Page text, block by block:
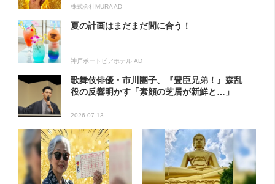
株式会社MURA AD
夏の計画はまだまだ間に合う！
神戸ポートピアホテル AD
歌舞伎俳優・市川團子、『豊臣兄弟！』森乱
役の反響明かす「素顔の芝居が新鮮と…」
2026.07.13